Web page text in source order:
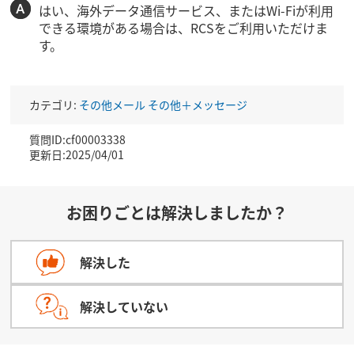
はい、海外データ通信サービス、またはWi-Fiが利用
できる環境がある場合は、RCSをご利用いただけま
す。
カテゴリ: その他メール その他＋メッセージ
質問ID:cf00003338
更新日:2025/04/01
お困りごとは解決しましたか？
解決した
解決していない